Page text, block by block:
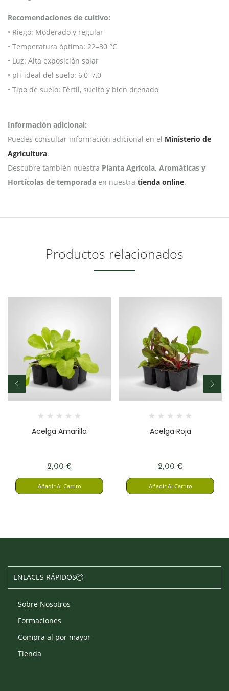
Recomendaciones de cultivo:
• Riego: Moderado y regular
• Temperatura óptima: 22–30 °C
• Luz: Alta exposición solar
• pH ideal del suelo: 6,0–7,0
• Tipo de suelo: Fértil, suelto y bien drenado
Información adicional:
Puedes consultar información adicional en el Ministerio de
Agricultura.
Descubre también nuestra Planta Agrícola, Aromáticas y
Hortícolas de temporada en nuestra tienda online.
Productos relacionados
Acelga Amarilla
2,00 €
Añadir Al Carrito
Acelga Roja
2,00 €
Añadir Al Carrito
ENLACES RÁPIDOS
Sobre Nosotros
Formaciones
Compra al por mayor
Tienda